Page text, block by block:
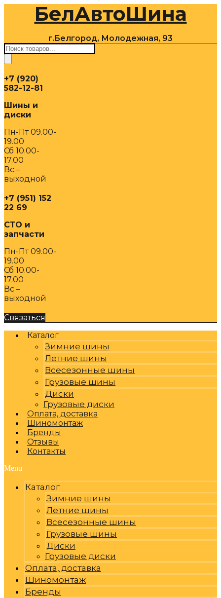
содержимомуБелАвтоШина
г.Белгород, Молодежная, 93
Поиск
товаров
+7 (920)
582-12-81
Шины и
диски
Пн-Пт 09.00-
19.00
Сб 10.00-
17.00
Вс –
выходной
+7 (951) 152
22 69
СТО и
запчасти
Пн-Пт 09.00-
19.00
Сб 10.00-
17.00
Вс –
выходной
Связаться
Каталог
Зимние шины
Летние шины
Всесезонные шины
Грузовые шины
Диски
Грузовые диски
Оплата, доставка
Шиномонтаж
Бренды
Отзывы
Контакты
Menu
Каталог
Зимние шины
Летние шины
Всесезонные шины
Грузовые шины
Диски
Грузовые диски
Оплата, доставка
Шиномонтаж
Бренды